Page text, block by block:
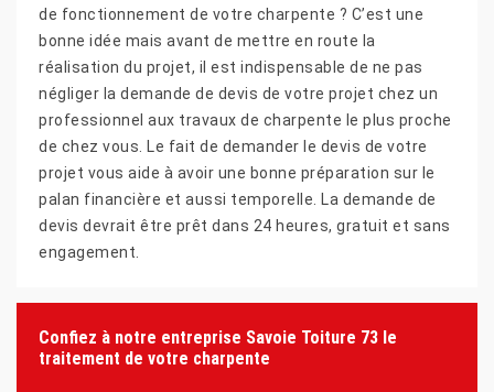
de fonctionnement de votre charpente ? C’est une
bonne idée mais avant de mettre en route la
réalisation du projet, il est indispensable de ne pas
négliger la demande de devis de votre projet chez un
professionnel aux travaux de charpente le plus proche
de chez vous. Le fait de demander le devis de votre
projet vous aide à avoir une bonne préparation sur le
palan financière et aussi temporelle. La demande de
devis devrait être prêt dans 24 heures, gratuit et sans
engagement.
Confiez à notre entreprise Savoie Toiture 73 le
traitement de votre charpente